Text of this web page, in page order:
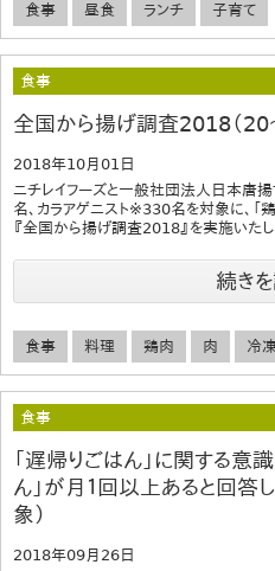
食事 昼食 ランチ 子育て
食事
全国から揚げ調査2018（20
2018年10月01日
ニチレイフーズと一般社団法人日本唐
名、カラアゲニスト※330名を対象に、
『全国から揚げ調査2018』を実施いたし
続き
食事 料理 鶏肉 肉 冷
食事
「遅帰りごはん」に関する意
ん」が月１回以上あると回
象）
2018年09月26日